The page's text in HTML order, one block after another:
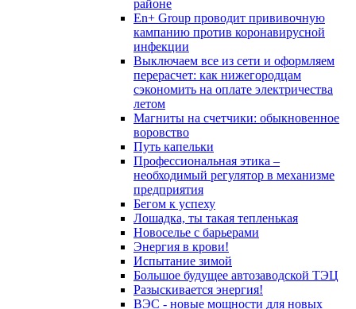
районе
En+ Group проводит прививочную
кампанию против коронавирусной
инфекции
Выключаем все из сети и оформляем
перерасчет: как нижегородцам
сэкономить на оплате электричества
летом
Магниты на счетчики: обыкновенное
воровство
Путь капельки
Профессиональная этика –
необходимый регулятор в механизме
предприятия
Бегом к успеху
Лошадка, ты такая тепленькая
Новоселье с барьерами
Энергия в крови!
Испытание зимой
Большое будущее автозаводской ТЭЦ
Разыскивается энергия!
ВЭС - новые мощности для новых